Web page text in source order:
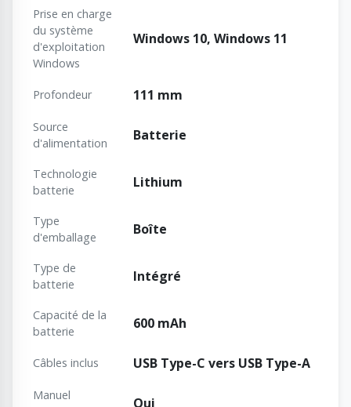
Prise en charge
du système
d'exploitation
Windows
Windows 10, Windows 11
Profondeur 111 mm
Source
d'alimentation
Batterie
Technologie
batterie
Lithium
Type
d'emballage
Boîte
Type de
batterie
Intégré
Capacité de la
batterie
600 mAh
Câbles inclus USB Type-C vers USB Type-A
Manuel
Oui